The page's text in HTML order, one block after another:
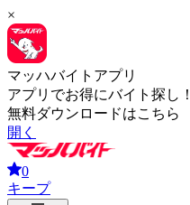
×
マッハバイトアプリ
アプリでお得にバイト探し！
無料ダウンロードはこちら
開く
0
キープ